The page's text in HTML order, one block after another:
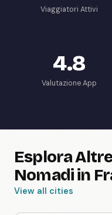
Viaggiatori Attivi
4.8
Valutazione App
Esplora
Nomadi in
View all cities